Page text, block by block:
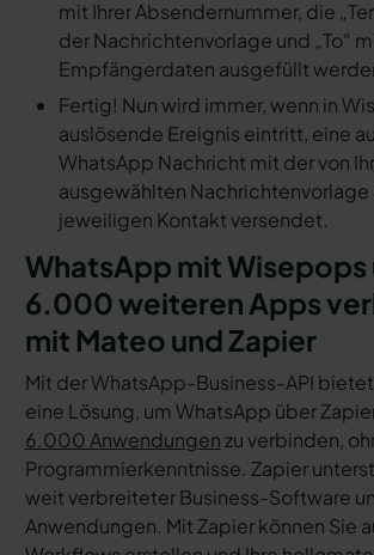
mit Ihrer Absendernummer, die
der Nachrichtenvorlage und „To“
Empfängerdaten ausgefüllt
Fertig! Nun wird immer, wenn in
auslösende Ereignis eintritt, eine
WhatsApp Nachricht mit der von
ausgewählten Nachrichtenvorlage
jeweiligen Kontakt versendet.
WhatsApp mit Wisepops
6.000 weiteren Apps
mit Mateo und Zapier
Mit der WhatsApp-Business-API
eine Lösung, um WhatsApp über
6.000 Anwendungenzu verbinden,
Programmierkenntnisse. Zapier
weit verbreiteter Business-Software
Anwendungen. Mit Zapier können Sie